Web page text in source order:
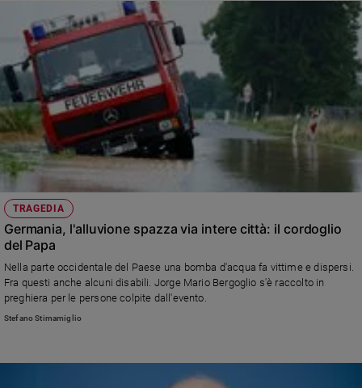
fedeli continuerà inesorabile
TRAGEDIA
Germania, l'alluvione spazza via intere città: il cordoglio
del Papa
Nella parte occidentale del Paese una bomba d'acqua fa vittime e dispersi.
Fra questi anche alcuni disabili. Jorge Mario Bergoglio s'è raccolto in
preghiera per le persone colpite dall'evento.
Stefano Stimamiglio